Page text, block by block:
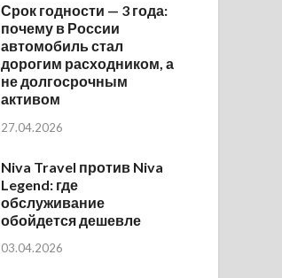
Срок годности — 3 года:
почему в России
автомобиль стал
дорогим расходником, а
не долгосрочным
активом
27.04.2026
Niva Travel против Niva
Legend: где
обслуживание
обойдется дешевле
03.04.2026